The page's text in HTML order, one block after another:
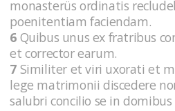
monasterüs ordinatis
poenitentiam faciendam.
6 Quibus unus ex fratribus
et corrector earum.
7 Similiter et viri uxorati et
lege matrimonii discedere
salubri concilio se in